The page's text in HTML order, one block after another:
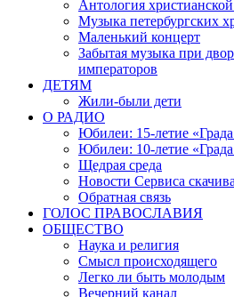
Антология
Музыка петербургских
Маленький концерт
Забытая музыка при
императоров
ДЕТЯМ
Жили-были дети
О РАДИО
Юбилеи: 15-летие
Юбилеи: 10-летие
Щедрая среда
Новости Сервиса
Обратная связь
ГОЛОС ПРАВОСЛАВИЯ
ОБЩЕСТВО
Наука и религия
Смысл происходящего
Легко ли быть молодым
Вечерний канал